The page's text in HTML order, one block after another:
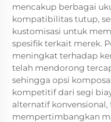
mencakup berbagai
kompatibilitas tutup,
kustomisasi untuk
spesifik terkait merek.
meningkat terhadap
telah mendorong
sehingga opsi
kompetitif dari segi
alternatif
mempertimbangkan